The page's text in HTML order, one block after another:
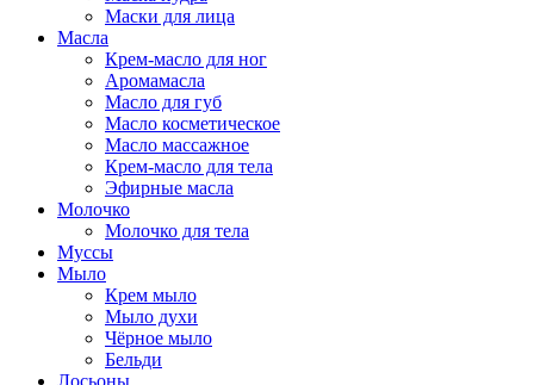
Маски для лица
Масла
Крем-масло для ног
Аромамасла
Масло для губ
Масло косметическое
Масло массажное
Крем-масло для тела
Эфирные масла
Молочко
Молочко для тела
Муссы
Мыло
Крем мыло
Мыло духи
Чёрное мыло
Бельди